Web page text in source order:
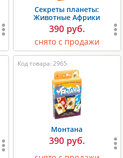
Секреты планеты:
Животные Африки
390 руб.
снято с продажи
Код товара: 2965
Монтана
390 руб.